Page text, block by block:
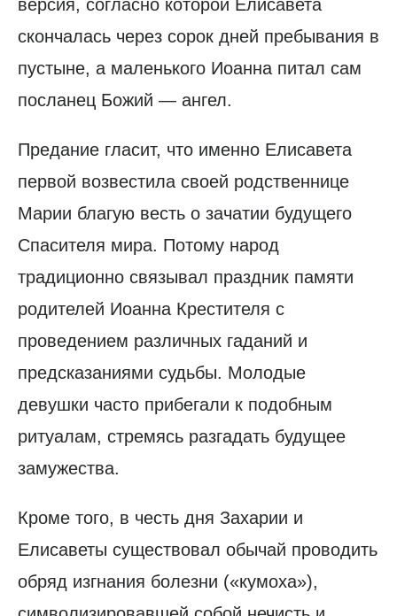
версия, согласно которой Елисавета
скончалась через сорок дней пребывания в
пустыне, а маленького Иоанна питал сам
посланец Божий — ангел.
Предание гласит, что именно Елисавета
первой возвестила своей родственнице
Марии благую весть о зачатии будущего
Спасителя мира. Потому народ
традиционно связывал праздник памяти
родителей Иоанна Крестителя с
проведением различных гаданий и
предсказаниями судьбы. Молодые
девушки часто прибегали к подобным
ритуалам, стремясь разгадать будущее
замужества.
Кроме того, в честь дня Захарии и
Елисаветы существовал обычай проводить
обряд изгнания болезни («кумоха»),